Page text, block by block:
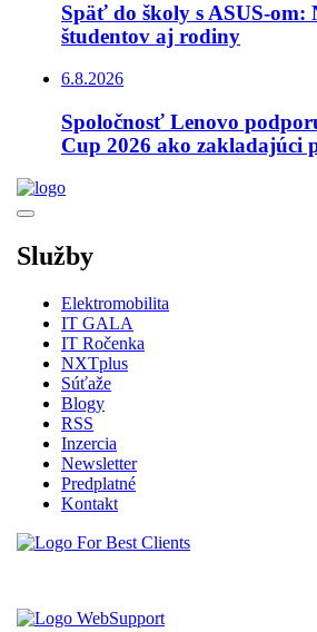
Späť do školy s ASUS-om:
študentov aj rodiny
6.8.2026
Spoločnosť Lenovo
Cup 2026 ako zakladajúci
Služby
Elektromobilita
IT GALA
IT Ročenka
NXTplus
Súťaže
Blogy
RSS
Inzercia
Newsletter
Predplatné
Kontakt